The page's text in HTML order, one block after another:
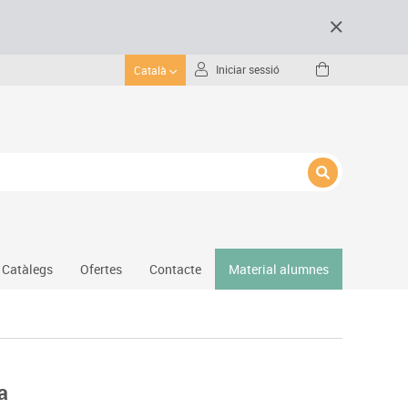
Català Iniciar sessió
Catàlegs Ofertes Contacte Material alumnes